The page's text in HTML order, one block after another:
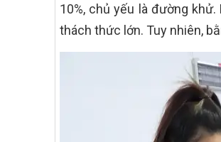
10%, chủ yếu là đường
thách thức lớn. Tuy nhiên,